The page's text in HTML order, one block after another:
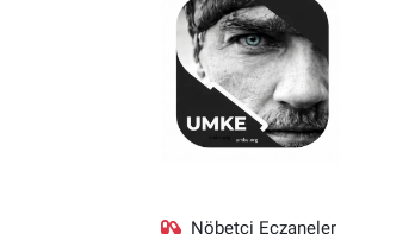
Nöbetçi Eczaneler